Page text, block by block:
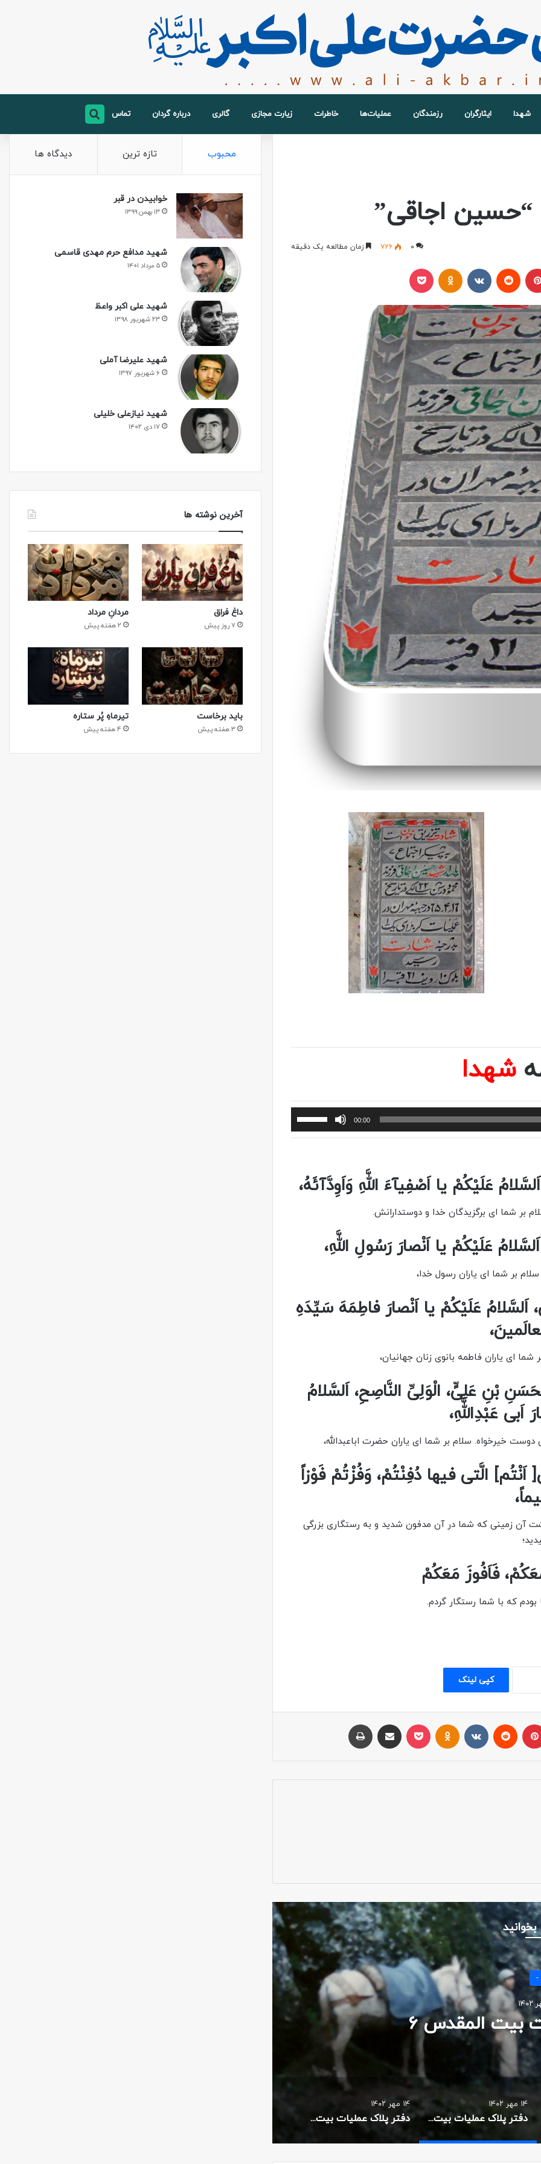
شهدا ایثارگران رزمندگان عملیات‌ها خاطرات زیارت مجازی گالری درباره گردان تماس
“حسین اجاقی”
۰ ۷۲۶ زمان مطالعه یک دقیقه
شهدا
00:00
افزایش
عَلَیْکُمْ یا اَصْفِیآءَ اللَّهِ وَاَوِدَّآئَهُ،
بر شما اى برگزیدگان خدا و دوستدارانش.
عَلَیْکُمْ یا اَنْصارَ رَسُولِ اللَّهِ،
بر شما اى یاران رسول خدا،
اَلسَّلامُ عَلَیْکُمْ یا اَنْصارَ فاطِمَهَ سَیِّدَهِ
شما اى یاران‏ فاطمه بانوى زنان جهانیان،
بْنِ عَلِىٍّ، الْوَلِىِّ النَّاصِحِ، اَلسَّلامُ
اَبى‏ عَبْدِاللَّهِ،
خیرخواه. سلام بر شما اى یاران حضرت اباعبدالله‏،
الَّتى‏ فیها دُفِنْتُمْ، وَفُزْتُمْ‏ فَوْزاً
آن زمینى که شما در آن مدفون شدید و به رستگارى‏ بزرگى
فَاَفُوزَ مَعَکُمْ
که با شما رستگار گردم.
کپی لینک
بخوانید
-
بیت المقدس ۲
۱۴ مهر ۱۴۰۲
دفتر پلاک عملیات بیت المقدس ۶
۱۴ مهر ۱۴۰۲
دفتر پلاک عملیات بیت المقدس ۲
محبوب تازه ترین دیدگاه ها
خوابیدن در قبر
۱۳ بهمن ۱۳۹۹
شهید مدافع حرم مهدی قاسمی
۵ مرداد ۱۴۰۱
شهید علی اکبر واعظ
۲۳ شهریور ۱۳۹۸
شهید علیرضا آملی
۶ شهریور ۱۳۹۷
شهید نیازعلی خلیلی
۱۷ دی ۱۴۰۲
آخرین نوشته ها
داغ فراق
7 روز پیش
مردانِ مرداد
2 هفته پیش
باید برخاست
3 هفته پیش
تیرماهِ پُر ستاره
4 هفته پیش